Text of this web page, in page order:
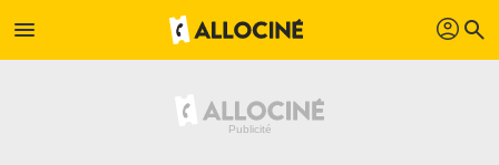
menu profil search